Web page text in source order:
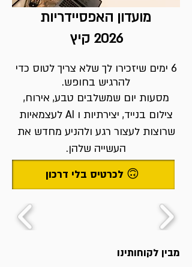
מועדון האפסיידריות
2026 קיץ
6 ימים שיזכירו לך שלא צריך לטוס כדי
להרגיש בחופש.
מסעות יום שמשלבים טבע, אירוח,
צילום בנייד, יצירתיות ו AI לעצמאיות
שרוצות לעצור רגע ולהניע מחדש את
העשייה שלהן.
לכרטיס בלי דרכון 🙃
מבין לקוחותינו